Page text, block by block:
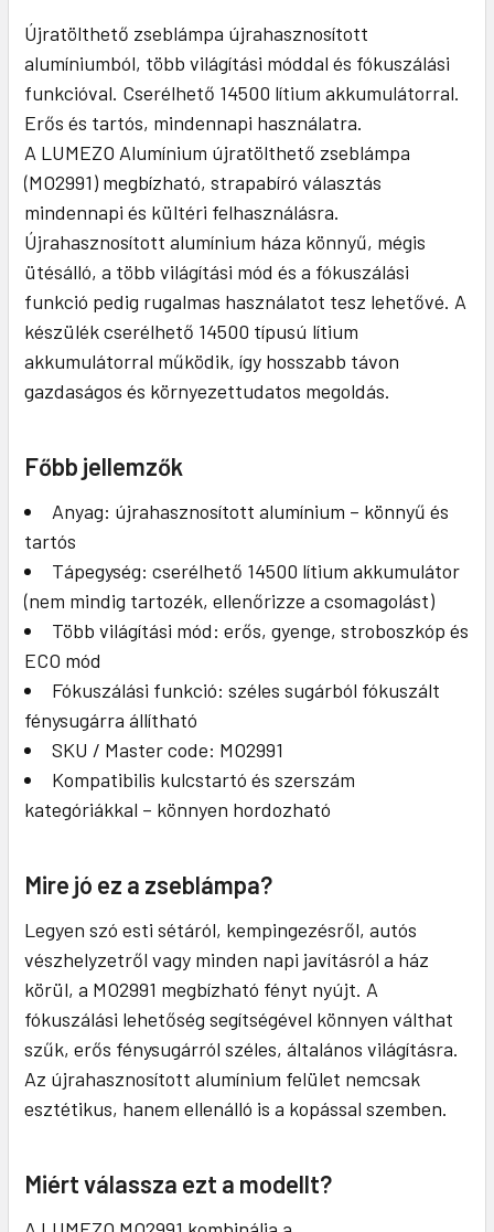
Újratölthető zseblámpa újrahasznosított
alumíniumból, több világítási móddal és fókuszálási
funkcióval. Cserélhető 14500 lítium akkumulátorral.
Erős és tartós, mindennapi használatra.
A LUMEZO Alumínium újratölthető zseblámpa
(MO2991) megbízható, strapabíró választás
mindennapi és kültéri felhasználásra.
Újrahasznosított alumínium háza könnyű, mégis
ütésálló, a több világítási mód és a fókuszálási
funkció pedig rugalmas használatot tesz lehetővé. A
készülék cserélhető 14500 típusú lítium
akkumulátorral működik, így hosszabb távon
gazdaságos és környezettudatos megoldás.
Főbb jellemzők
Anyag: újrahasznosított alumínium – könnyű és
tartós
Tápegység: cserélhető 14500 lítium akkumulátor
(nem mindig tartozék, ellenőrizze a csomagolást)
Több világítási mód: erős, gyenge, stroboszkóp és
ECO mód
Fókuszálási funkció: széles sugárból fókuszált
fénysugárra állítható
SKU / Master code: MO2991
Kompatibilis kulcstartó és szerszám
kategóriákkal – könnyen hordozható
Mire jó ez a zseblámpa?
Legyen szó esti sétáról, kempingezésről, autós
vészhelyzetről vagy minden napi javításról a ház
körül, a MO2991 megbízható fényt nyújt. A
fókuszálási lehetőség segítségével könnyen válthat
szűk, erős fénysugárról széles, általános világításra.
Az újrahasznosított alumínium felület nemcsak
esztétikus, hanem ellenálló is a kopással szemben.
Miért válassza ezt a modellt?